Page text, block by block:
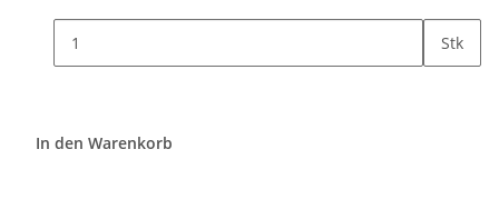
Stk
In den Warenkorb